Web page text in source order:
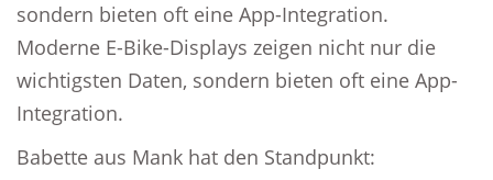
sondern bieten oft eine App-Integration.
Moderne E-Bike-Displays zeigen nicht nur die
wichtigsten Daten, sondern bieten oft eine App-
Integration.
Babette aus Mank hat den Standpunkt: